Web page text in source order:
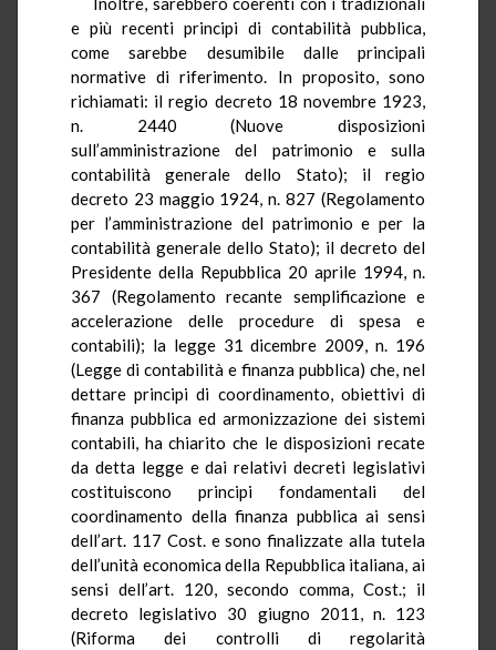
e più recenti principi di contabilità pubblica,
come sarebbe desumibile dalle principali
normative di riferimento. In proposito, sono
richiamati: il regio decreto 18 novembre 1923,
n. 2440 (Nuove disposizioni
sull’amministrazione del patrimonio e sulla
contabilità generale dello Stato); il regio
decreto 23 maggio 1924, n. 827 (Regolamento
per l’amministrazione del patrimonio e per la
contabilità generale dello Stato); il decreto del
Presidente della Repubblica 20 aprile 1994, n.
367 (Regolamento recante semplificazione e
accelerazione delle procedure di spesa e
contabili); la legge 31 dicembre 2009, n. 196
(Legge di contabilità e finanza pubblica) che, nel
dettare principi di coordinamento, obiettivi di
finanza pubblica ed armonizzazione dei sistemi
contabili, ha chiarito che le disposizioni recate
da detta legge e dai relativi decreti legislativi
costituiscono principi fondamentali del
coordinamento della finanza pubblica ai sensi
dell’art. 117 Cost. e sono finalizzate alla tutela
dell’unità economica della Repubblica italiana, ai
sensi dell’art. 120, secondo comma, Cost.; il
decreto legislativo 30 giugno 2011, n. 123
(Riforma dei controlli di regolarità